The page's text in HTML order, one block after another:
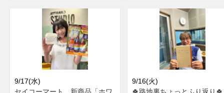
9/17(水)
9/16(火)